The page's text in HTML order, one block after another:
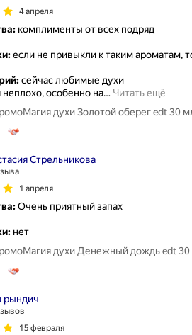
4 апреля
комплименты от всех подряд
если не привыкли к таким ароматам,
сейчас любимые духи
неплохо, особенно на… Читать ещё
духи Золотой оберег edt 30
Стрельникова
1 апреля
Очень приятный запах
нет
духи Денежный дождь edt 30
рындич
15 февраля